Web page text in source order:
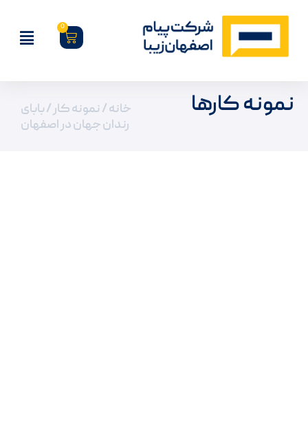
0
نمونه کارها خانه/ نمونه کار/ بابای
رندان جهان در اصفهان